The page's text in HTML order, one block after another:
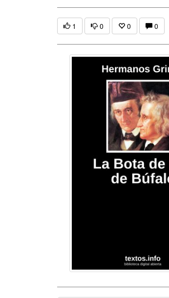
1 0 0 0